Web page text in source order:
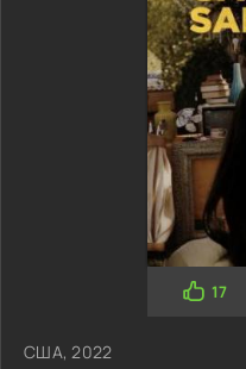
17
США, 2022